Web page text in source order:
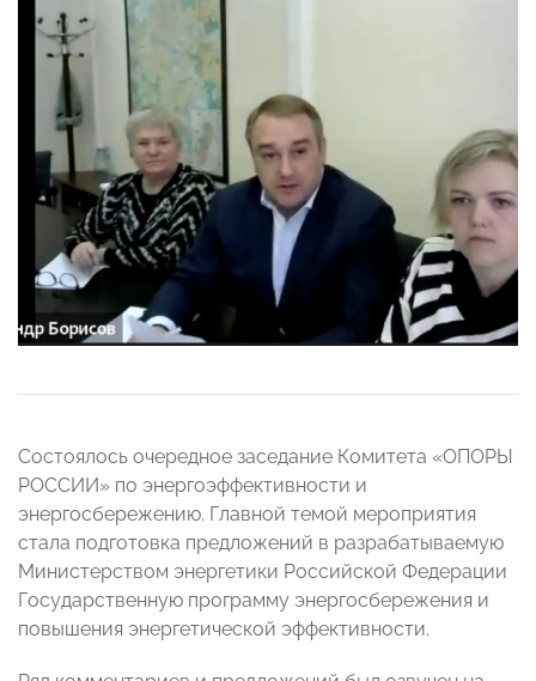
Состоялось очередное заседание Комитета «ОПОРЫ
РОССИИ» по энергоэффективности и
энергосбережению. Главной темой мероприятия
стала подготовка предложений в разрабатываемую
Министерством энергетики Российской Федерации
Государственную программу энергосбережения и
повышения энергетической эффективности.